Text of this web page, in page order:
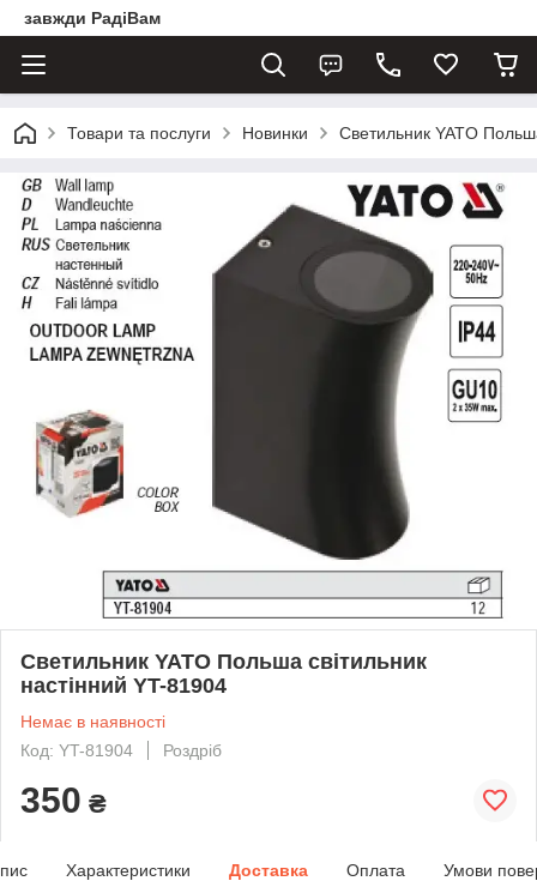
завжди РадіВам
Товари та послуги Новинки Светильник YATO
Светильник YATO Польша світильник
настінний YT-81904
Немає в наявності
Код: YT-81904
Роздріб
350 ₴
Характеристики Доставка Оплата Умови